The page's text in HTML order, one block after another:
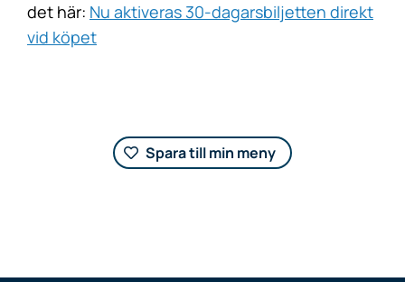
det här: Nu aktiveras 30-dagarsbiljetten direkt
vid köpet
Spara till min meny